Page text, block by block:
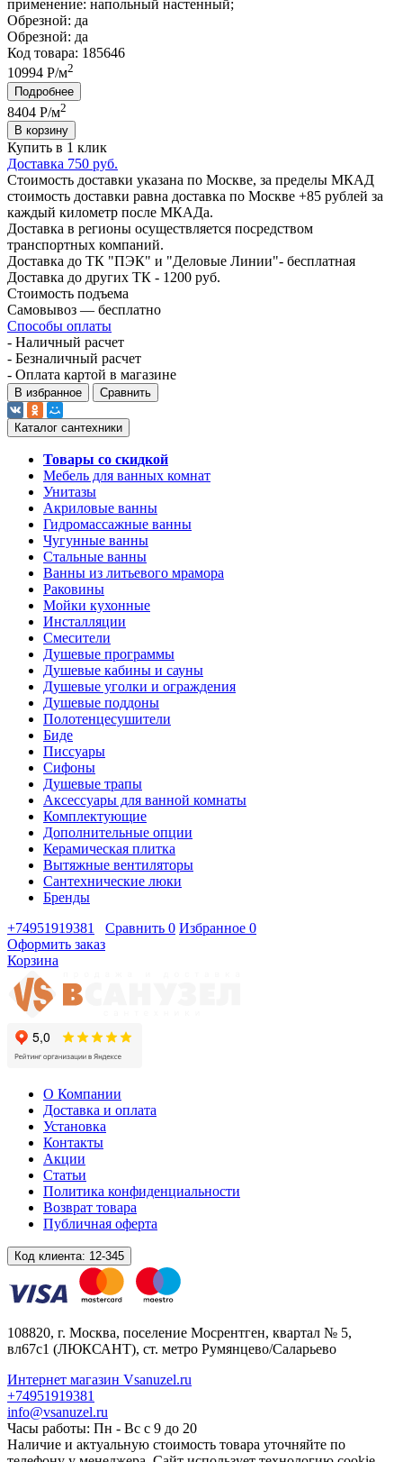
применение: напольный настенный;
Обрезной: да
Обрезной: да
Код товара: 185646
10994 Р/м2
Подробнее
8404 Р/м2
В корзину
Купить в 1 клик
Доставка 750 руб.
Стоимость доставки указана по Москве, за пределы МКАД
стоимость доставки равна доставка по Москве +85 рублей за
каждый километр после МКАДа.
Доставка в регионы осуществляется посредством
транспортных компаний.
Доставка до ТК "ПЭК" и "Деловые Линии"- бесплатная
Доставка до других ТК - 1200 руб.
Стоимость подъема
Самовывоз — бесплатно
Способы оплаты
- Наличный расчет
- Безналичный расчет
- Оплата картой в магазине
В избранное Сравнить
Каталог сантехники
Товары со скидкой
Мебель для ванных комнат
Унитазы
Акриловые ванны
Гидромассажные ванны
Чугунные ванны
Стальные ванны
Ванны из литьевого мрамора
Раковины
Мойки кухонные
Инсталляции
Смесители
Душевые программы
Душевые кабины и сауны
Душевые уголки и ограждения
Душевые поддоны
Полотенцесушители
Биде
Писсуары
Сифоны
Душевые трапы
Аксессуары для ванной комнаты
Комплектующие
Дополнительные опции
Керамическая плитка
Вытяжные вентиляторы
Сантехнические люки
Бренды
+74951919381
Сравнить 0 Избранное 0
Оформить заказ
Корзина
О Компании
Доставка и оплата
Установка
Контакты
Акции
Статьи
Политика конфиденциальности
Возврат товара
Публичная оферта
Код клиента: 12-345
108820, г. Москва, поселение Мосрентген, квартал № 5,
вл67с1 (ЛЮКСАНТ), ст. метро Румянцево/Саларьево
Интернет магазин Vsanuzel.ru
+74951919381
info@vsanuzel.ru
Часы работы: Пн - Вс с 9 до 20
Наличие и актуальную стоимость товара уточняйте по